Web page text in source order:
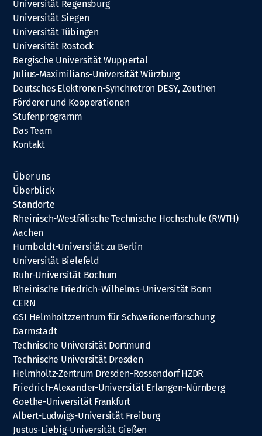
Universität Regensburg
Universität Siegen
Universität Tübingen
Universität Rostock
Bergische Universität Wuppertal
Julius-Maximilians-Universität Würzburg
Deutsches Elektronen-Synchrotron DESY, Zeuthen
Förderer und Kooperationen
Stufenprogramm
Das Team
Kontakt
Über uns
Überblick
Standorte
Rheinisch-Westfälische Technische Hochschule (RWTH)
Aachen
Humboldt-Universität zu Berlin
Universität Bielefeld
Ruhr-Universität Bochum
Rheinische Friedrich-Wilhelms-Universität Bonn
CERN
GSI Helmholtzzentrum für Schwerionenforschung
Darmstadt
Technische Universität Dortmund
Technische Universität Dresden
Helmholtz-Zentrum Dresden-Rossendorf HZDR
Friedrich-Alexander-Universität Erlangen-Nürnberg
Goethe-Universität Frankfurt
Albert-Ludwigs-Universität Freiburg
Justus-Liebig-Universität Gießen